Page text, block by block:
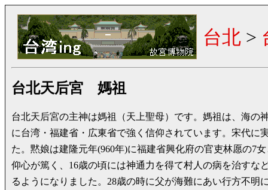
台北 >
台北天后宮 媽祖
台北天后宮の主神は媽祖（天上聖母）です。媽祖は、海の
に台湾・福建省・広東省で強く信仰されています。宋代に
た。黙娘は建隆元年(960年)に福建省興化府の官吏林愿の7
仰心が篤く、16歳の頃には神通力を得て村人の病を治すな
るようになりました。28歳の時に父が海難にあい行方不明